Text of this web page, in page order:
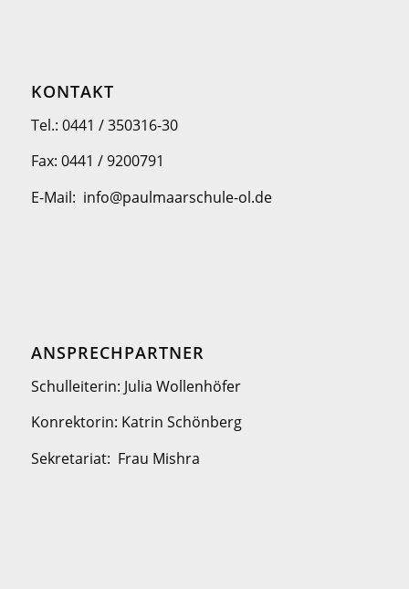
KONTAKT
Tel.: 0441 / 350316-30
Fax: 0441 / 9200791
E-Mail: info@paulmaarschule-ol.de
ANSPRECHPARTNER
Schulleiterin: Julia Wollenhöfer
Konrektorin: Katrin Schönberg
Sekretariat: Frau Mishra